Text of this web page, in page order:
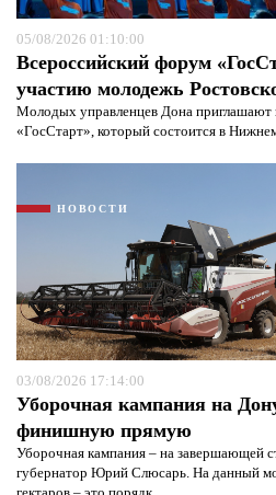
05/08/2026 01:10:00
Всероссийский форум
участию молодежь
Молодых управленцев Дона
«ГосСтарт», который состоится в
НОВОСТИ
03/08/2026 17:14:00
Уборочная кампания на
финишную прямую
Уборочная кампания – на завершающей
губернатор Юрий Слюсарь. На данный